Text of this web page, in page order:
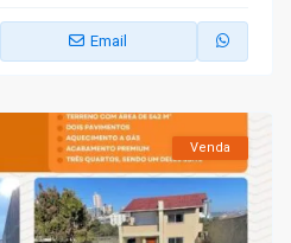
Email
Venda